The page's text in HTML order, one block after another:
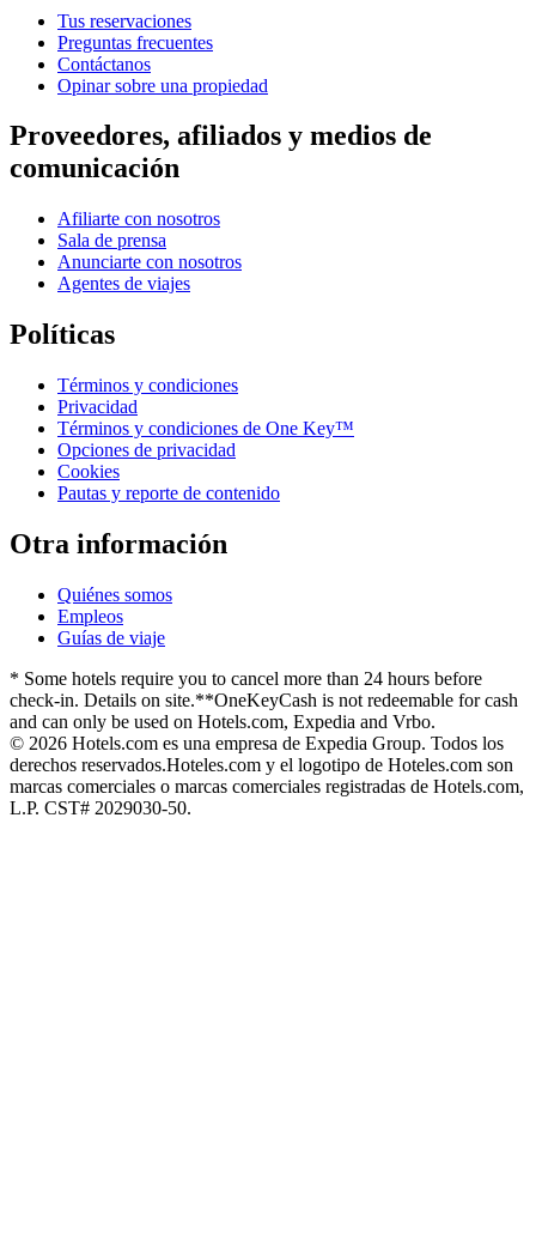
Tus reservaciones
Preguntas frecuentes
Contáctanos
Opinar sobre una propiedad
Proveedores, afiliados y medios de
comunicación
Afiliarte con nosotros
Sala de prensa
Anunciarte con nosotros
Agentes de viajes
Políticas
Términos y condiciones
Privacidad
Términos y condiciones de One Key™
Opciones de privacidad
Cookies
Pautas y reporte de contenido
Otra información
Quiénes somos
Empleos
Guías de viaje
* Some hotels require you to cancel more than 24 hours before
check-in. Details on site.**OneKeyCash is not redeemable for cash
and can only be used on Hotels.com, Expedia and Vrbo.
© 2026 Hotels.com es una empresa de Expedia Group. Todos los
derechos reservados.Hoteles.com y el logotipo de Hoteles.com son
marcas comerciales o marcas comerciales registradas de Hotels.com,
L.P. CST# 2029030-50.